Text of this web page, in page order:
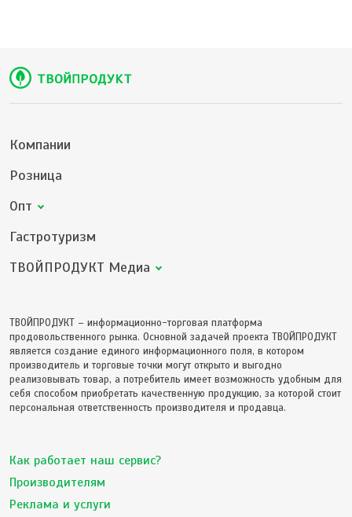
Компании
Розница
Опт
Гастротуризм
ТВОЙПРОДУКТ Медиа
ТВОЙПРОДУКТ – информационно-торговая платформа
продовольственного рынка. Основной задачей проекта ТВОЙПРОДУКТ
является создание единого информационного поля, в котором
производитель и торговые точки могут открыто и выгодно
реализовывать товар, а потребитель имеет возможность удобным для
себя способом приобретать качественную продукцию, за которой стоит
персональная ответственность производителя и продавца.
Как работает наш сервис?
Производителям
Реклама и услуги